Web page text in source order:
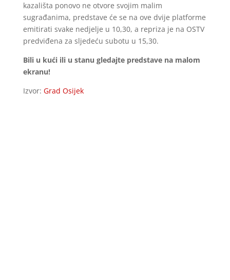
kazališta ponovo ne otvore svojim malim
sugrađanima, predstave će se na ove dvije platforme
emitirati svake nedjelje u 10,30, a repriza je na OSTV
predviđena za sljedeću subotu u 15,30.
Bili u kući ili u stanu gledajte predstave na malom
ekranu!
Izvor: Grad Osijek